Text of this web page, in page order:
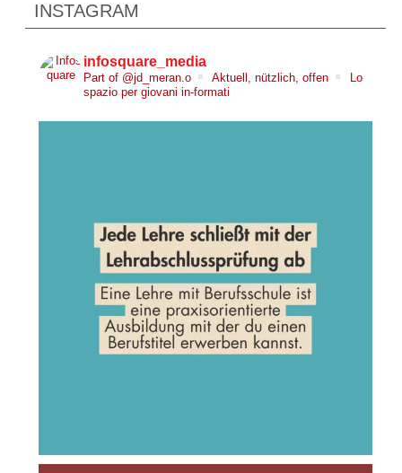
INSTAGRAM
infosquare_media
Part of @jd_meran.o Aktuell, nützlich, offen
Lo
spazio per giovani in-formati